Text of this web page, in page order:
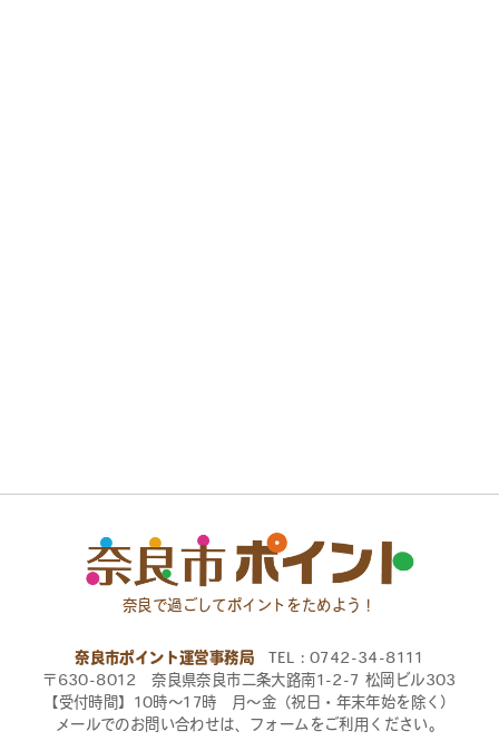
奈良で過ごしてポイントをためよう！
奈良市ポイント運営事務局 TEL：0742-34-8111
〒630-8012 奈良県奈良市二条大路南1-2-7 松岡ビル303
【受付時間】10時〜17時 月〜金（祝日・年末年始を除く）
メールでのお問い合わせは、フォームをご利用ください。